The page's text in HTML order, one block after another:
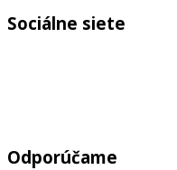
Sociálne siete
Odporúčame